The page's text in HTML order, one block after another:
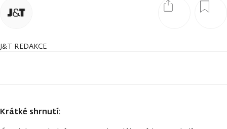
J&T REDAKCE
Krátké shrnutí: